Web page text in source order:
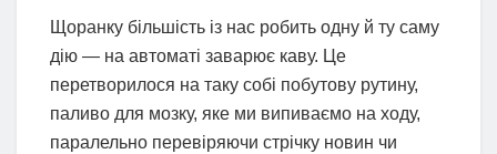
Щоранку більшість із нас робить одну й ту саму
дію — на автоматі заварює каву. Це
перетворилося на таку собі побутову рутину,
паливо для мозку, яке ми випиваємо на ходу,
паралельно перевіряючи стрічку новин чи